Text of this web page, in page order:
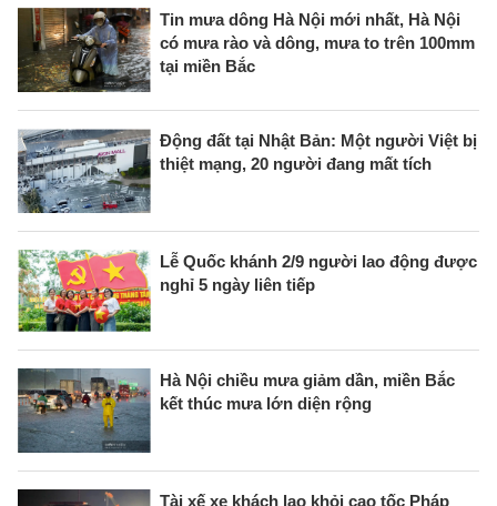
Tin mưa dông Hà Nội mới nhất, Hà Nội
có mưa rào và dông, mưa to trên 100mm
tại miền Bắc
Động đất tại Nhật Bản: Một người Việt bị
thiệt mạng, 20 người đang mất tích
Lễ Quốc khánh 2/9 người lao động được
nghỉ 5 ngày liên tiếp
Hà Nội chiều mưa giảm dần, miền Bắc
kết thúc mưa lớn diện rộng
Tài xế xe khách lao khỏi cao tốc Pháp